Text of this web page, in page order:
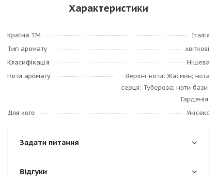
Характеристики
Країна ТМ
Італія
Тип аромату
квіткові
Класифікація
Нішева
Ноти аромату
Верхні ноти: Жасмин; нота
серця: Тубероза; ноти бази:
Гарденія.
Для кого
Унісекс
Задати питання
Відгуки